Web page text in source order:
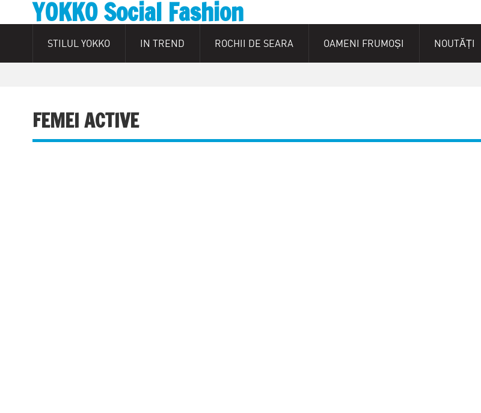
YOKKO Social Fashion
STILUL YOKKO IN TREND ROCHII DE SEARA OAMENI FRUMOȘI NOUTĂȚI
FEMEI ACTIVE